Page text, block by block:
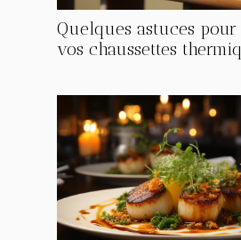
Quelques astuces
vos chaussettes